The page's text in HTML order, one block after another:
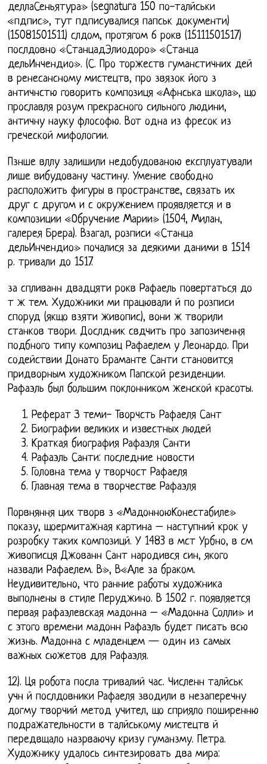
деллаСеньятура» (segnatura 150 по-талйськи
«пдпис», тут пдписувалися папськ документи)
(15081501511) слдом, протягом 6 рокв (15111501517)
послдовно «СтанцадЭлиодоро» «Станца
дельИнчендио». (С. Про торжеств гуманстичних дей
в ренесансному мистецтв, про звязок його з
античнстю говорить композиця «Афнська школа», що
прославля розум прекрасного сильного людини,
античну науку флософю. Вот одна из фресок из
греческой мифологии.
Пзнше вллу залишили недобудованою експлуатували
лише вибудовану частину. Умение свободно
расположить фигуры в пространстве, связать их
друг с другом и с окружением проявляется и в
композиции «Обручение Марии» (1504, Милан,
галерея Брера). Взагал, розписи «Станца
дельИнчендио» почалися за деякими даними в 1514
р. тривали до 1517.
за спливанн двадцяти рокв Рафаель повертаться до
т ж тем. Художники ми працювали й по розписи
споруд (якщо взяти живопис), вони ж творили
станков твори. Дослдник свдчить про запозичення
подбного типу композиц Рафаелем у Леонардо. При
содействии Донато Браманте Санти становится
придворным художником Папской резиденции.
Рафаэль был большим поклонником женской красоты.
Реферат З теми- Творчсть Рафаеля Сант
Биографии великих и известных людей
Краткая биография Рафаэля Санти
Рафаэль Санти: последние новости
Головна тема у творчост Рафаеля
Главная тема в творчестве Рафаэля
Порвняння цих творв з «МадонноюКонестабиле»
показу, щоермитажная картина – наступний крок у
розробку таких композицй. У 1483 в мст Урбно, в см
живописця Джованн Сант народився син, якого
назвали Рафаелем. В», В«Але за браком.
Неудивительно, что ранние работы художника
выполнены в стиле Перуджино. В 1502 г. появляется
первая рафаэлевская мадонна – «Мадонна Солли» и
с этого времени мадонн Рафаэль будет писать всю
жизнь. Мадонна с младенцем — один из самых
важных сюжетов для Рафаэля.
12). Ця робота посла тривалий час. Численн талйськ
учн й послдовники Рафаеля зводили в незаперечну
догму творчий метод учител, що сприяло поширенню
подражательности в талйському мистецтв й
передвщало назрваючу кризу гуманзму. Петра.
Художнику удалось синтезировать два мира: